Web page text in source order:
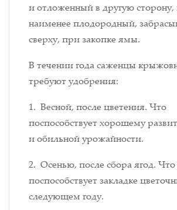
и отложенный в другую сторону,
наименее плодородный,
сверху, при закопке ямы.
В течении года саженцы
требуют удобрения:
1. Весной, после цветения. Что
поспособствует хорошему
и обильной урожайности.
2. Осенью, после сбора ягод. Что
поспособствует закладке
следующем году.